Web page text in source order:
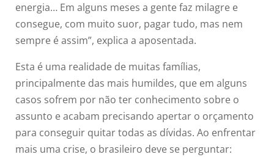
energia… Em alguns meses a gente faz milagre e
consegue, com muito suor, pagar tudo, mas nem
sempre é assim”, explica a aposentada.
Esta é uma realidade de muitas famílias,
principalmente das mais humildes, que em alguns
casos sofrem por não ter conhecimento sobre o
assunto e acabam precisando apertar o orçamento
para conseguir quitar todas as dívidas. Ao enfrentar
mais uma crise, o brasileiro deve se perguntar: